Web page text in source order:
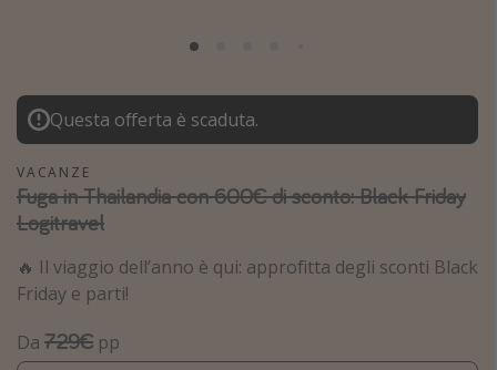
Egitto
Tunisia
Malta
Canarie
Capo Verde
Tipo di vacanza
Vacanze last minute
Questa offerta è scaduta.
VACANZE
Fuga in Thailandia con 600€ di sconto: Black Friday
Logitravel
🔥 Il viaggio dell’anno è qui: approfitta degli sconti Black
Friday e parti!
Da 729€ pp